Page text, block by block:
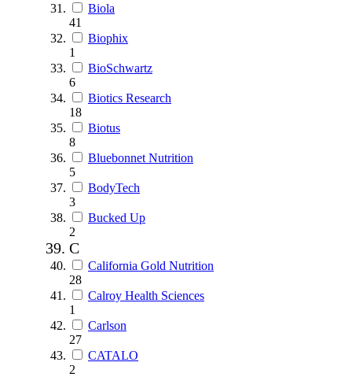
Biola
41
Biophix
1
BioSchwartz
6
Biotics Research
18
Biotus
8
Bluebonnet Nutrition
5
BodyTech
3
Bucked Up
2
C
California Gold Nutrition
28
Calroy Health Sciences
1
Carlson
27
CATALO
2